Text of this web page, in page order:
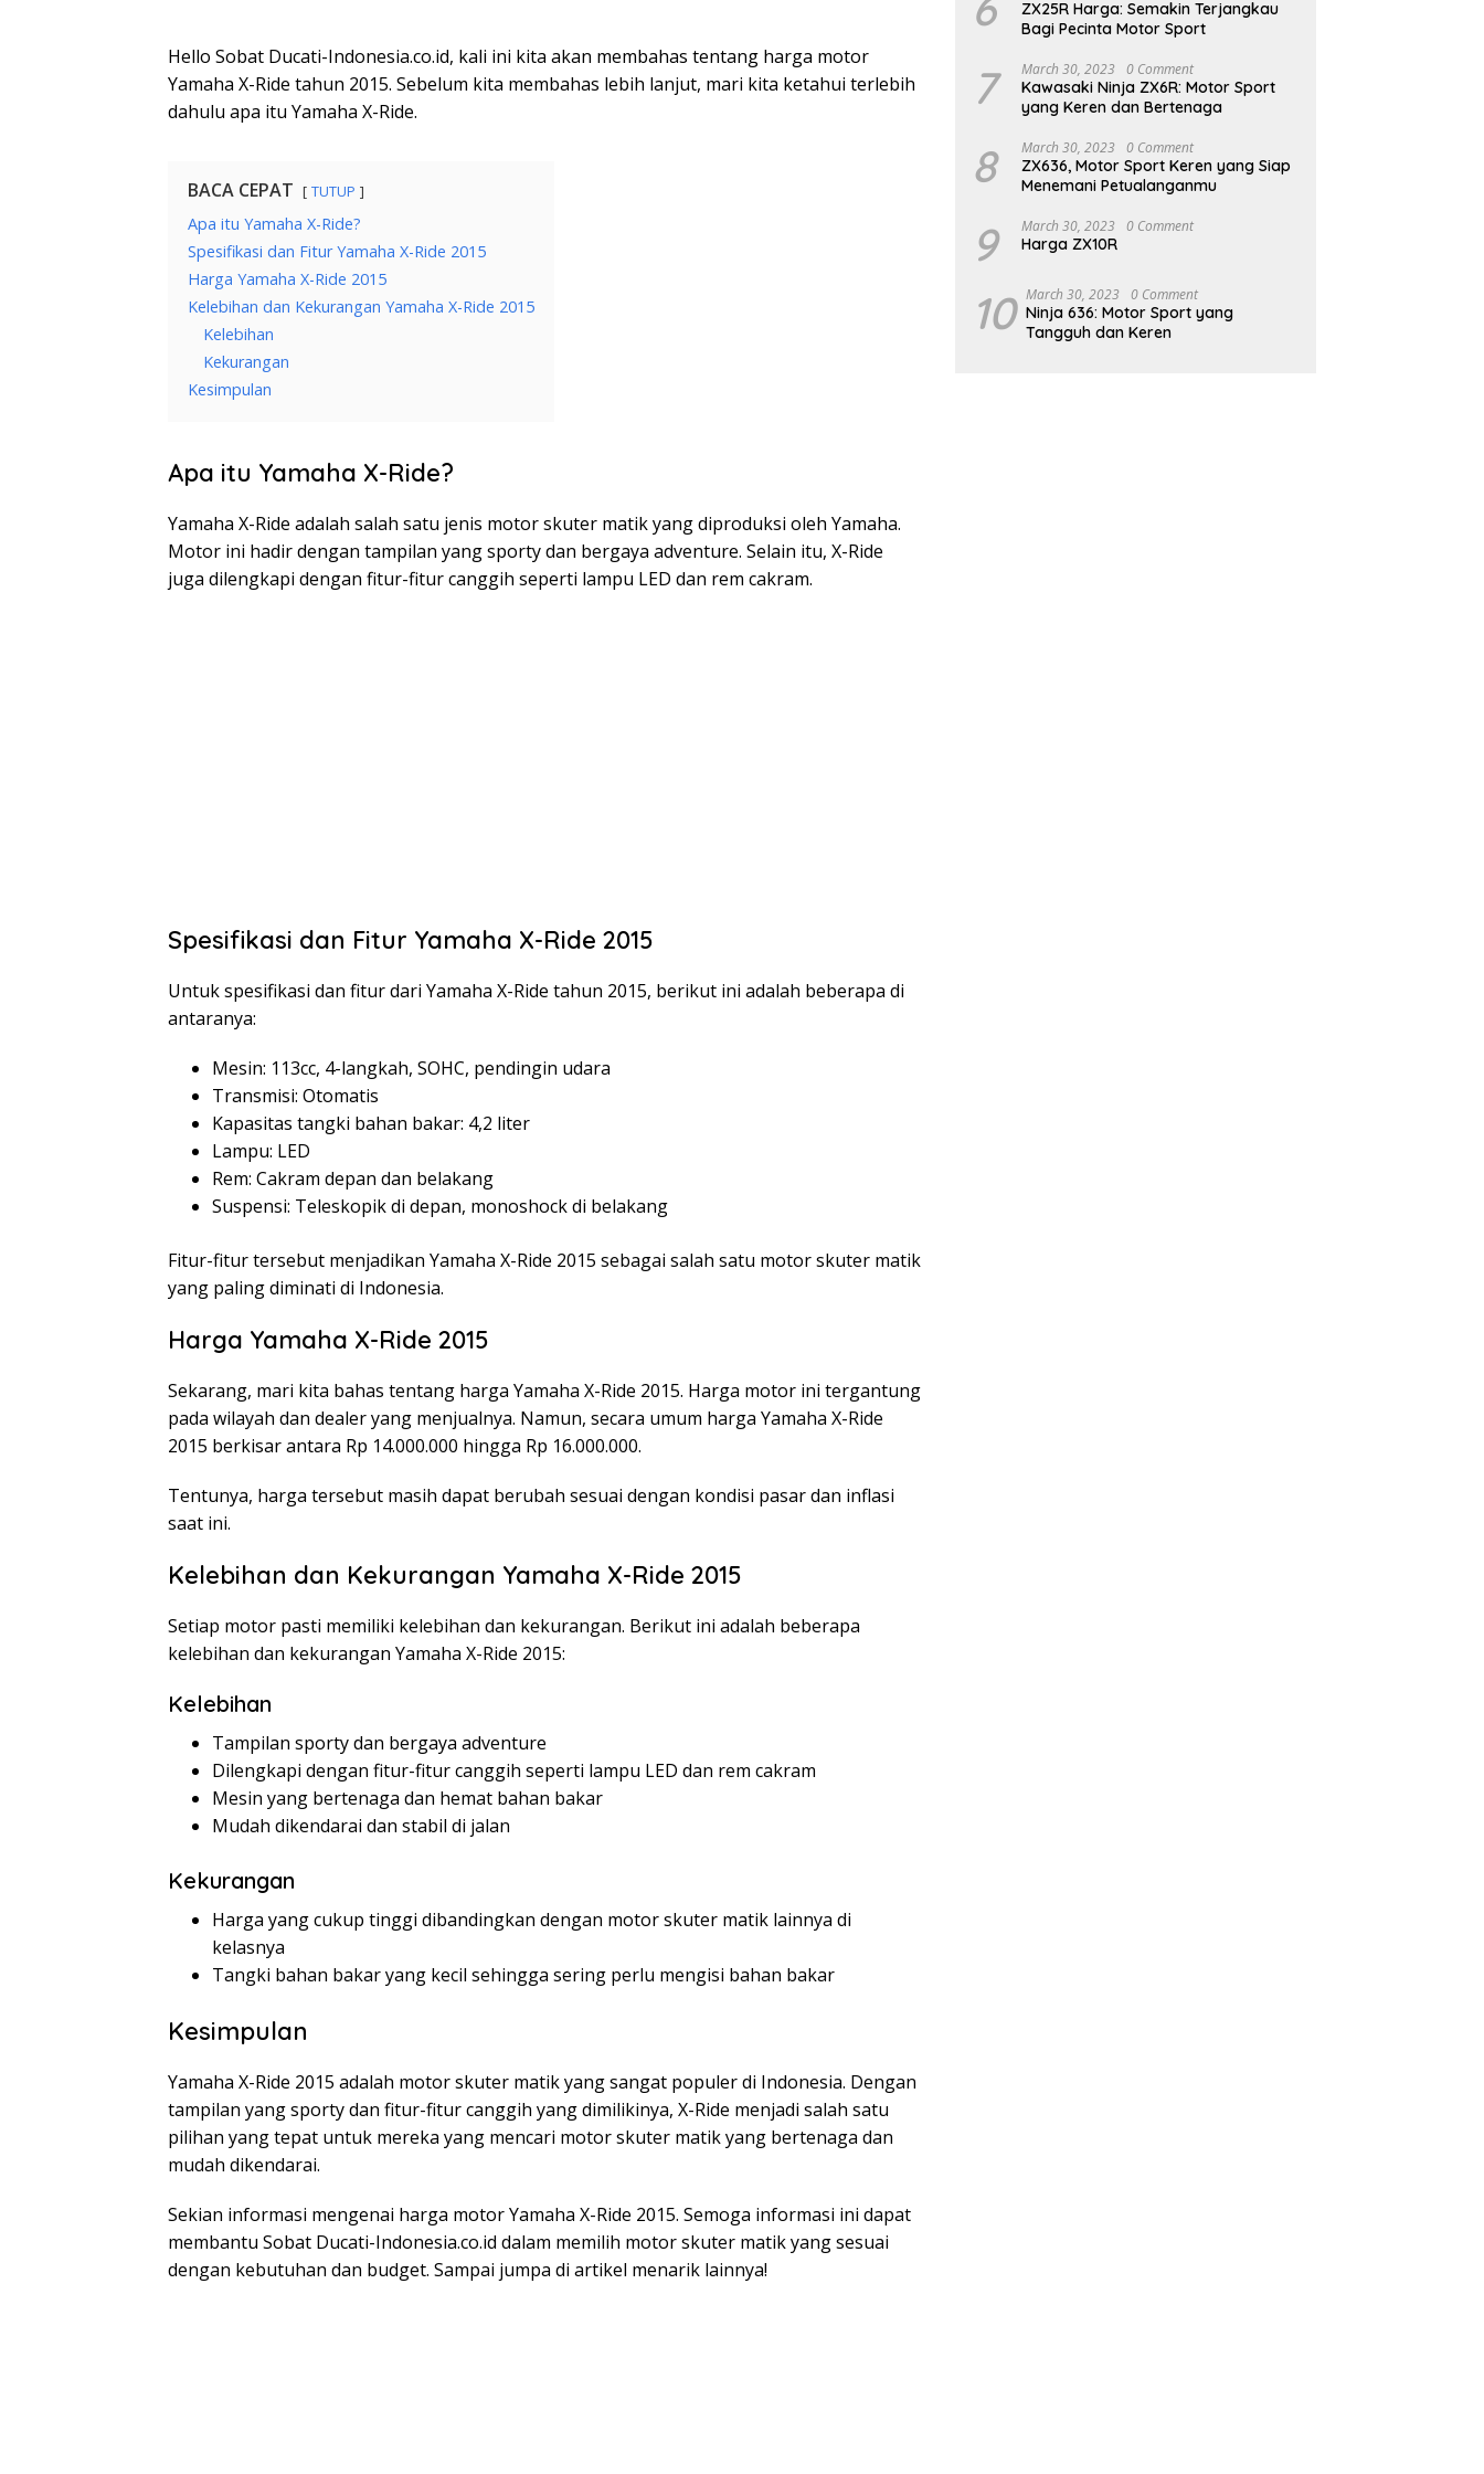
Hello Sobat Ducati-Indonesia.co.id, kali ini kita akan membahas tentang harga motor
Yamaha X-Ride tahun 2015. Sebelum kita membahas lebih lanjut, mari kita ketahui terlebih
dahulu apa itu Yamaha X-Ride.
BACA CEPAT TUTUP
Apa itu Yamaha X-Ride?
Spesifikasi dan Fitur Yamaha X-Ride 2015
Harga Yamaha X-Ride 2015
Kelebihan dan Kekurangan Yamaha X-Ride 2015
Kelebihan
Kekurangan
Kesimpulan
Apa itu Yamaha X-Ride?
Yamaha X-Ride adalah salah satu jenis motor skuter matik yang diproduksi oleh Yamaha.
Motor ini hadir dengan tampilan yang sporty dan bergaya adventure. Selain itu, X-Ride
juga dilengkapi dengan fitur-fitur canggih seperti lampu LED dan rem cakram.
Spesifikasi dan Fitur Yamaha X-Ride 2015
Untuk spesifikasi dan fitur dari Yamaha X-Ride tahun 2015, berikut ini adalah beberapa di
antaranya:
Mesin: 113cc, 4-langkah, SOHC, pendingin udara
Transmisi: Otomatis
Kapasitas tangki bahan bakar: 4,2 liter
Lampu: LED
Rem: Cakram depan dan belakang
Suspensi: Teleskopik di depan, monoshock di belakang
Fitur-fitur tersebut menjadikan Yamaha X-Ride 2015 sebagai salah satu motor skuter matik
yang paling diminati di Indonesia.
Harga Yamaha X-Ride 2015
Sekarang, mari kita bahas tentang harga Yamaha X-Ride 2015. Harga motor ini tergantung
pada wilayah dan dealer yang menjualnya. Namun, secara umum harga Yamaha X-Ride
2015 berkisar antara Rp 14.000.000 hingga Rp 16.000.000.
Tentunya, harga tersebut masih dapat berubah sesuai dengan kondisi pasar dan inflasi
saat ini.
Kelebihan dan Kekurangan Yamaha X-Ride 2015
Setiap motor pasti memiliki kelebihan dan kekurangan. Berikut ini adalah beberapa
kelebihan dan kekurangan Yamaha X-Ride 2015:
Kelebihan
Tampilan sporty dan bergaya adventure
Dilengkapi dengan fitur-fitur canggih seperti lampu LED dan rem cakram
Mesin yang bertenaga dan hemat bahan bakar
Mudah dikendarai dan stabil di jalan
Kekurangan
Harga yang cukup tinggi dibandingkan dengan motor skuter matik lainnya di
kelasnya
Tangki bahan bakar yang kecil sehingga sering perlu mengisi bahan bakar
Kesimpulan
Yamaha X-Ride 2015 adalah motor skuter matik yang sangat populer di Indonesia. Dengan
tampilan yang sporty dan fitur-fitur canggih yang dimilikinya, X-Ride menjadi salah satu
pilihan yang tepat untuk mereka yang mencari motor skuter matik yang bertenaga dan
mudah dikendarai.
Sekian informasi mengenai harga motor Yamaha X-Ride 2015. Semoga informasi ini dapat
membantu Sobat Ducati-Indonesia.co.id dalam memilih motor skuter matik yang sesuai
dengan kebutuhan dan budget. Sampai jumpa di artikel menarik lainnya!
ZX25R Harga: Semakin Terjangkau
Bagi Pecinta Motor Sport
7 March 30, 2023 0 Comment
Kawasaki Ninja ZX6R: Motor Sport
yang Keren dan Bertenaga
8 March 30, 2023 0 Comment
ZX636, Motor Sport Keren yang Siap
Menemani Petualanganmu
9 March 30, 2023 0 Comment
Harga ZX10R
10 March 30, 2023 0 Comment
Ninja 636: Motor Sport yang
Tangguh dan Keren